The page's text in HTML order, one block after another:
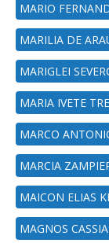
MARIO
MARILIA DE
MARIGLEI
MARIA IVETE
MARCO
MARCIA
MAICON ELIAS
MAGNOS